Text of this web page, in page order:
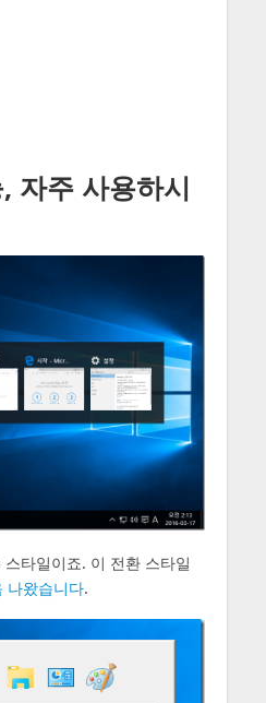
자주 사용하시
타일이죠. 이 전환 스타일
나왔습니다.